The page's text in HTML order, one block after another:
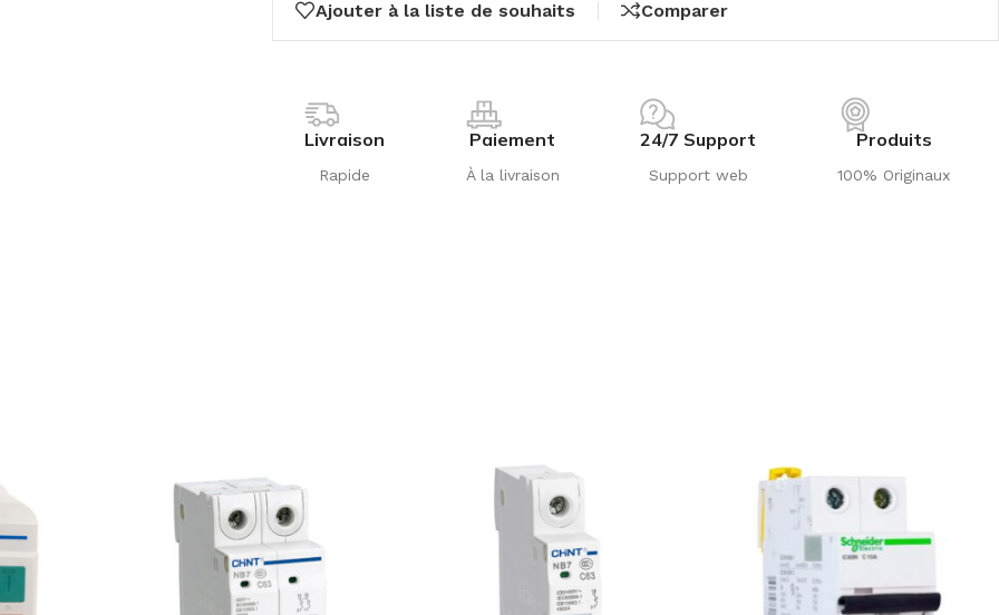
Ajouter à la liste de souhaits Comparer
Livraison
Rapide
Paiement
À la livraison
24/7 Support
Support web
Produits
100% Originaux